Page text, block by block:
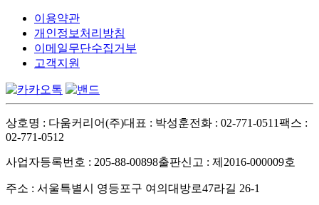
이용약관
개인정보처리방침
이메일무단수집거부
고객지원
상호명 : 다움커리어(주)대표 : 박성훈전화 : 02-771-0511팩스 :
02-771-0512
사업자등록번호 : 205-88-00898출판신고 : 제2016-000009호
주소 : 서울특별시 영등포구 여의대방로47라길 26-1